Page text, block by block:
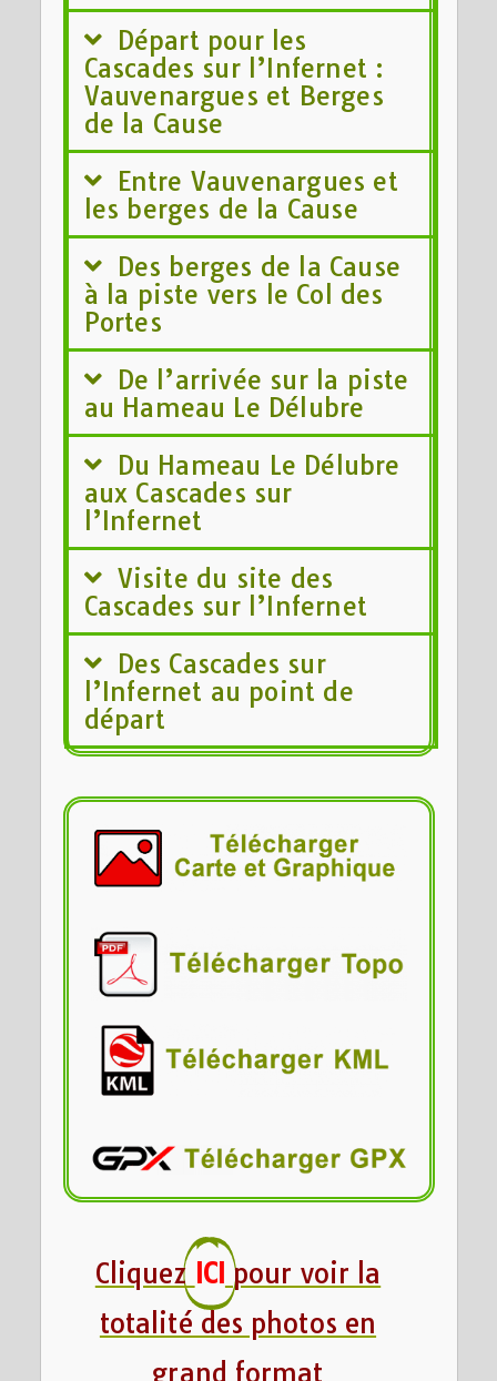
Départ pour les
Cascades sur l’Infernet :
Vauvenargues et Berges
de la Cause
Entre Vauvenargues et
les berges de la Cause
Des berges de la Cause
à la piste vers le Col des
Portes
De l’arrivée sur la piste
au Hameau Le Délubre
Du Hameau Le Délubre
aux Cascades sur
l’Infernet
Visite du site des
Cascades sur l’Infernet
Des Cascades sur
l’Infernet au point de
départ
Cliquez ICI pour voir la
totalité des photos en
grand format